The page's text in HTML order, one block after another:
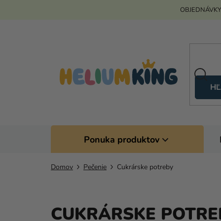
Ponuka produktov
Domov Pečenie Cukrárske potreby
CUKRÁRSKE